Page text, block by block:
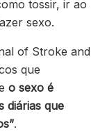
tossir, ir ao
sexo.
of Stroke and
que
o sexo é
diárias que
.